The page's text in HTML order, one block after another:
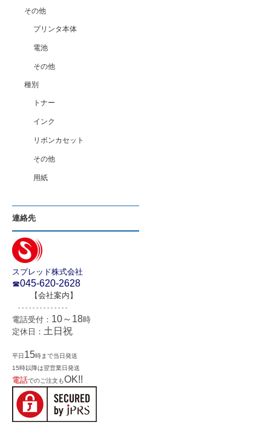
その他
プリンタ本体
電池
その他
種別
トナー
インク
リボンカセット
その他
用紙
連絡先
スプレッド株式会社
☎045-620-2628
【会社案内 】
- - - - - - - - - - - - - -
電話受付： 10～18時
定休日： 土日祝
平日 15時まで当日発送
15時以降は翌営業日発送
電話でのご注文もOK!!